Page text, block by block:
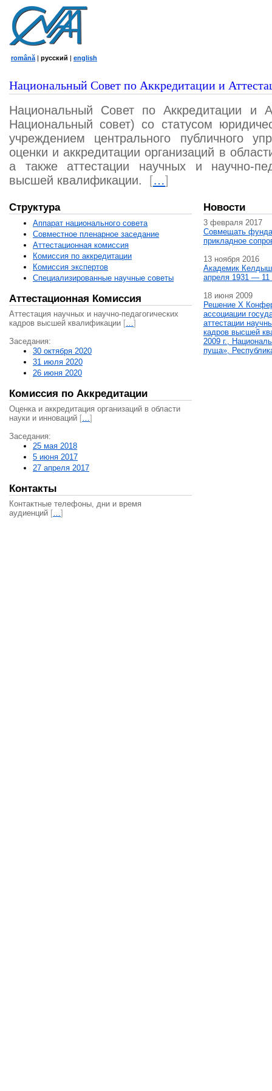
română | русский | english
Национальный Совет по Аккредитации и
Национальный Совет по Аккредитации и
Национальный совет) со статусом
учреждением центрального публичного
оценки и аккредитации организаций в
а также аттестации научных и научно-
высшей квалификации.
[…]
Структура
Аппарат национального совета
Совместное пленарное заседание
Аттестационная комисcия
Комиссия по аккредитации
Комиссия экспертов
Специализированные научные советы
Аттестационная Комиссия
Аттестация научных и научно-педагогических
кадров высшей квалификации […]
Заседания:
30 октября 2020
31 июля 2020
26 июня 2020
Комиссия по Аккредитации
Оценка и аккредитация организаций в области
науки и инноваций […]
Заседания:
25 мая 2018
5 июня 2017
27 апреля 2017
Контакты
Контактные телефоны, дни и время
аудиенций […]
Новости
3 февраля 2017
Совмещать
прикладное
13 ноября 2016
Академик
апреля 1931 — 11
18 июня 2009
Решение X
ассоциации
аттестации
кадров высшей
2009 г.,
пуща»,